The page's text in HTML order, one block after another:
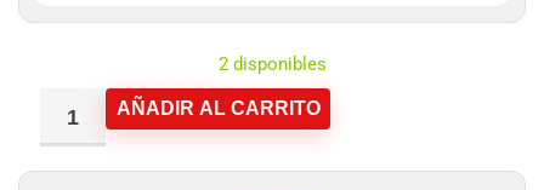
2 disponibles
AÑADIR AL CARRITO